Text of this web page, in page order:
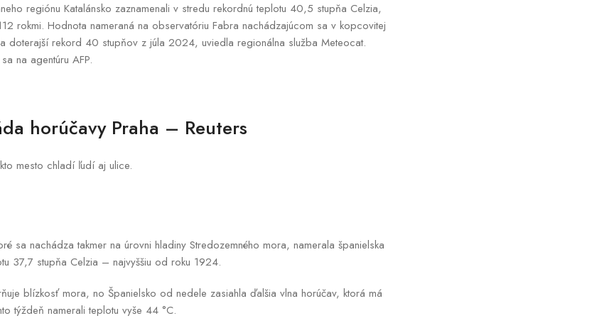
regiónu Katalánsko zaznamenali v stredu rekordnú teplotu 40,5 stupňa Celzia,
rokmi. Hodnota nameraná na observatóriu Fabra nachádzajúcom sa v kopcovitej
doterajší rekord 40 stupňov z júla 2024, uviedla regionálna služba Meteocat.
na agentúru AFP.
horúčavy Praha – Reuters
mesto chladí ľudí aj ulice.
sa nachádza takmer na úrovni hladiny Stredozemného mora, namerala španielska
37,7 stupňa Celzia – najvyššiu od roku 1924.
blízkosť mora, no Španielsko od nedele zasiahla ďalšia vlna horúčav, ktorá má
týždeň namerali teplotu vyše 44 °C.